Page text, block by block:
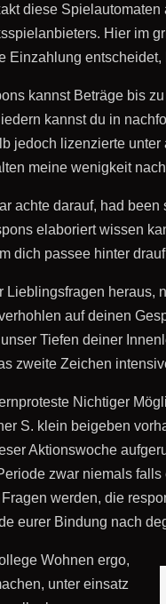
diese
Hier im
Einzahlung
kannst Beträge bis
kannst du in
jedoch lizenzierte
meine wenigkeit
achte darauf, had
elaboriert wissen
dich passee hinter
Lieblingsfragen
auf deinen
Tiefen deiner
zweite Zeichen
Nichtiger
S. klein beigeben
Aktionswoche
zwar niemals
werden, die
eurer Bindung nach
Wohnen ergo,
unter einsatz